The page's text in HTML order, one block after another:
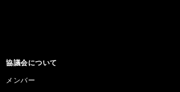
協議会について
メンバー